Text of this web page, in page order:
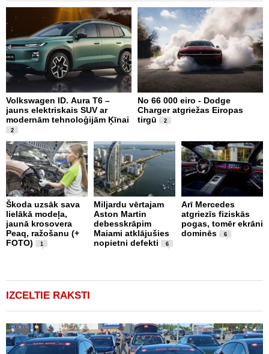
Volkswagen ID. Aura T6 –
jauns elektriskais SUV ar
modernām tehnoloģijām Ķīnai
2
No 66 000 eiro - Dodge
Charger atgriežas Eiropas
tirgū
2
Škoda uzsāk sava
lielākā modeļa,
jaunā krosovera
Peaq, ražošanu (+
FOTO)
1
Miljardu vērtajam
Aston Martin
debesskrāpim
Maiami atklājušies
nopietni defekti
6
Arī Mercedes
atgriezīs fiziskās
pogas, tomēr ekrāni
dominēs
6
IZCELTIE RAKSTI